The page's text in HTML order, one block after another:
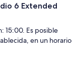
6 Extended
15:00. Es posible
en un horario